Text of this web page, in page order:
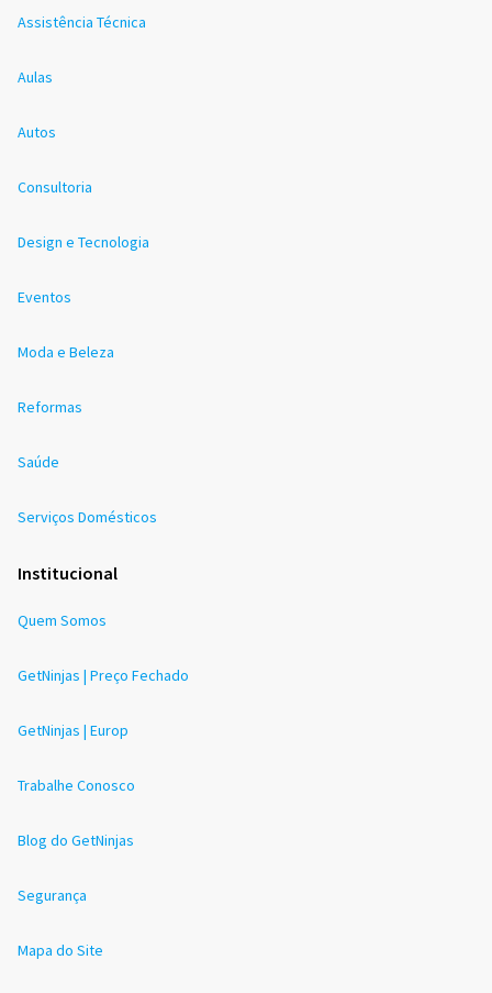
Assistência Técnica
Aulas
Autos
Consultoria
Design e Tecnologia
Eventos
Moda e Beleza
Reformas
Saúde
Serviços Domésticos
Institucional
Quem Somos
GetNinjas | Preço Fechado
GetNinjas | Europ
Trabalhe Conosco
Blog do GetNinjas
Segurança
Mapa do Site